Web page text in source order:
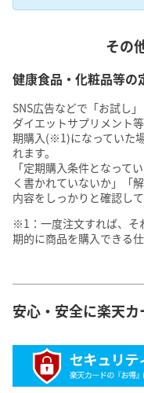
その
健康食品・化粧品等の
SNS広告などで「お試し
ダイエットサプリメント
期購入(※1)になっていた
れます。
「定期購入条件となって
く書かれていないか」「
内容をしっかりと確認して
※1：一度注文すれば、そ
期的に商品を購入できる仕
安心・安全に楽天